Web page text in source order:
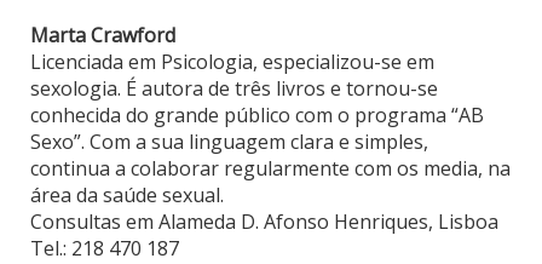
Marta Crawford
Licenciada em Psicologia, especializou-se em
sexologia. É autora de três livros e tornou-se
conhecida do grande público com o programa “AB
Sexo”. Com a sua linguagem clara e simples,
continua a colaborar regularmente com os media, na
área da saúde sexual.
Consultas em Alameda D. Afonso Henriques, Lisboa
Tel.: 218 470 187